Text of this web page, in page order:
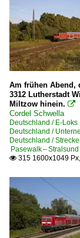
Am frühen Abend,
3312 Lutherstadt
Miltzow hinein. 
Cordel Schwella
Deutschland / E-
Deutschland /
Deutschland /
Pasewalk – Stralsund
 315 1600x1049